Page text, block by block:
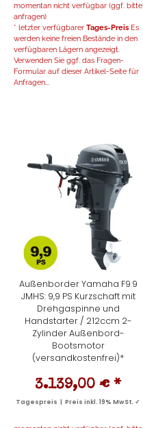
momentan nicht verfügbar (ggf. bitte
anfragen)
* letzter verfügbarer Tages-Preis Es
werden keine freien Bestände in den
verfügbaren Lägern angezeigt.
Verwenden Sie ggf. das Fragen-
Formular auf dieser Artikel-Seite für
Anfragen...
Außenborder Yamaha F9.9
JMHS: 9,9 PS Kurzschaft mit
Drehgaspinne und
Handstarter / 212ccm 2-
Zylinder Außenbord-
Bootsmotor
(versandkostenfrei)*
3.139,00 € *
Tagespreis | Preis inkl. 19% MwSt. ✓